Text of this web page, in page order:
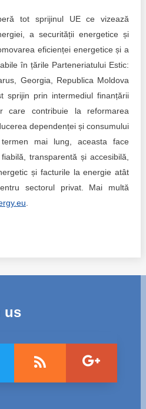
tot sprijinul UE ce vizează
a securității energetice și
eficienței energetice și a
în țările Parteneriatului Estic:
Georgia, Republica Moldova
sprijin prin intermediul finanțării
care contribuie la reformarea
dependenței și consumului
mai lung, aceasta face
transparentă și accesibilă,
și facturile la energie atât
sectorul privat. Mai multă
us